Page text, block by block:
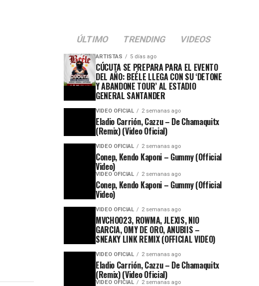
ÚLTIMO TRENDING VIDEOS
ARTISTAS 5 días ago
CÚCUTA SE PREPARA PARA EL EVENTO
DEL AÑO: BEÉLE LLEGA CON SU ‘DETONE
Y ABANDONE TOUR’ AL ESTADIO
GENERAL SANTANDER
VIDEO OFICIAL 2 semanas ago
Eladio Carrión, Cazzu – De Chamaquitx
(Remix) (Video Oficial)
VIDEO OFICIAL 2 semanas ago
Conep, Kendo Kaponi – Gummy (Official
Video)
VIDEO OFICIAL 2 semanas ago
Conep, Kendo Kaponi – Gummy (Official
Video)
VIDEO OFICIAL 2 semanas ago
MVCHOO23, ROWMA, JLEXIS, NIO
GARCIA, OMY DE ORO, ANUBIIS –
SNEAKY LINK REMIX (OFFICIAL VIDEO)
VIDEO OFICIAL 2 semanas ago
Eladio Carrión, Cazzu – De Chamaquitx
(Remix) (Video Oficial)
VIDEO OFICIAL 2 semanas ago